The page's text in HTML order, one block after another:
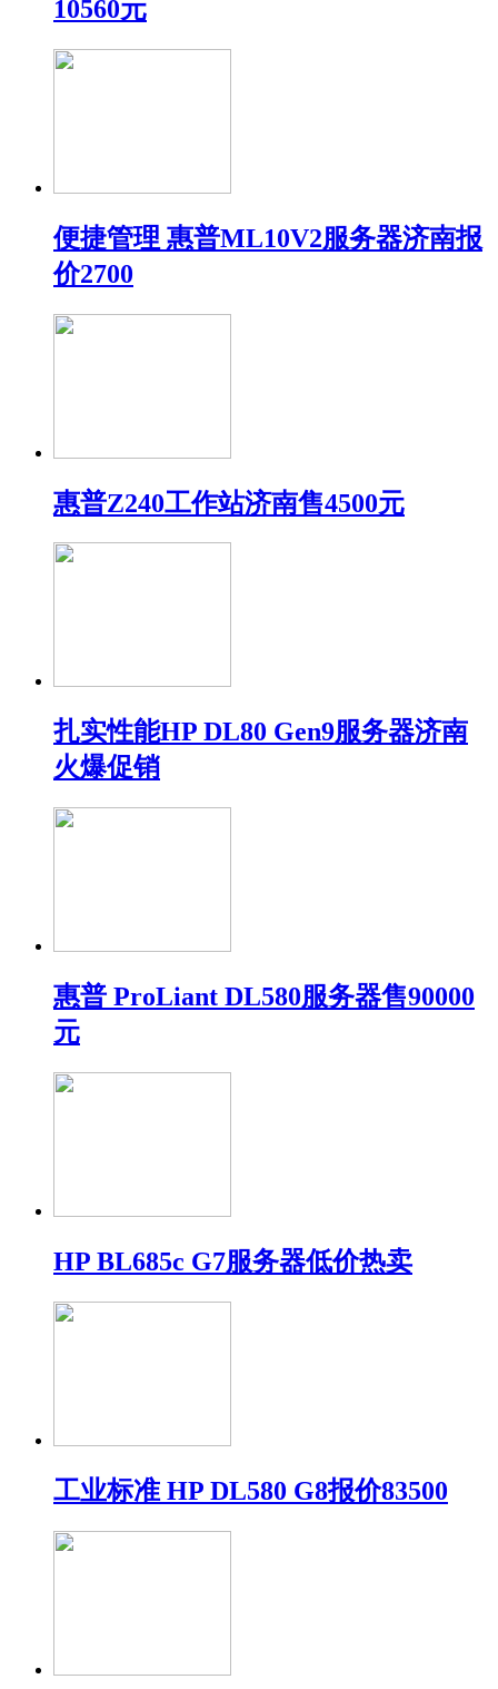
10560元
便捷管理 惠普ML10V2服务器济南报
价2700
惠普Z240工作站济南售4500元
扎实性能HP DL80 Gen9服务器济南
火爆促销
惠普 ProLiant DL580服务器售90000
元
HP BL685c G7服务器低价热卖
工业标准 HP DL580 G8报价83500